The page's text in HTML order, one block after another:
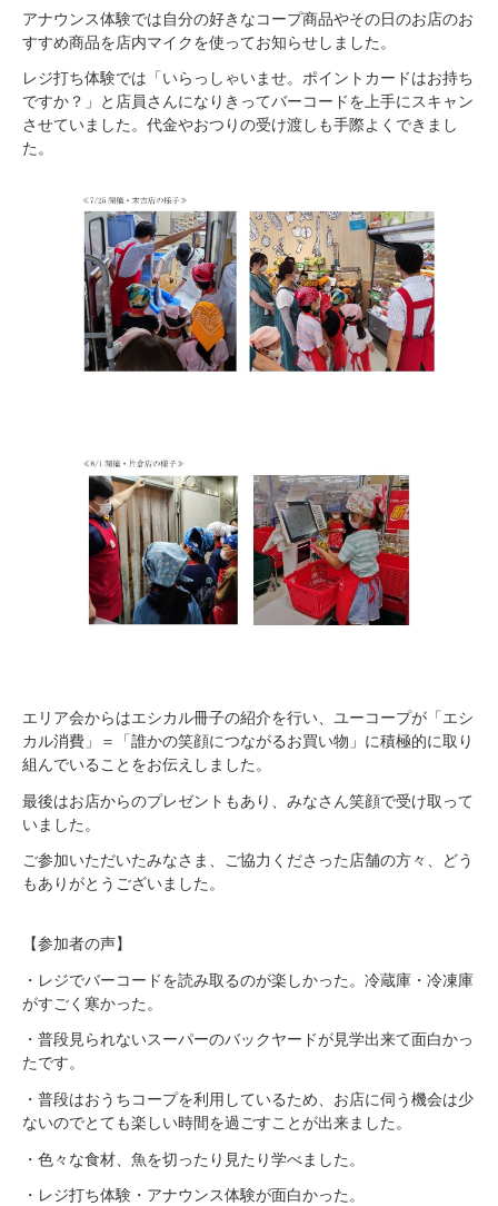
アナウンス体験では自分の好きなコープ商品やその日のお店のお
すすめ商品を店内マイクを使ってお知らせしました。
レジ打ち体験では「いらっしゃいませ。ポイントカードはお持ち
ですか？」と店員さんになりきってバーコードを上手にスキャン
させていました。代金やおつりの受け渡しも手際よくできまし
た。
エリア会からはエシカル冊子の紹介を行い、ユーコープが「エシ
カル消費」＝「誰かの笑顔につながるお買い物」に積極的に取り
組んでいることをお伝えしました。
最後はお店からのプレゼントもあり、みなさん笑顔で受け取って
いました。
ご参加いただいたみなさま、ご協力くださった店舗の方々、どう
もありがとうございました。
【参加者の声】
・レジでバーコードを読み取るのが楽しかった。冷蔵庫・冷凍庫
がすごく寒かった。
・普段見られないスーパーのバックヤードが見学出来て面白かっ
たです。
・普段はおうちコープを利用しているため、お店に伺う機会は少
ないのでとても楽しい時間を過ごすことが出来ました。
・色々な食材、魚を切ったり見たり学べました。
・レジ打ち体験・アナウンス体験が面白かった。